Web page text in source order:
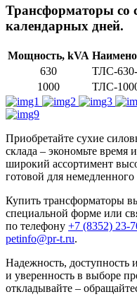
Трансформаторы со
календарных дней.
Мощность, kVA
630
ТЛС-
1000
ТЛС-
Приобретайте сухие
склада – экономьте время
широкий ассортимент
готовой для немедленного
Купить трансформаторы
специальной форме или
по телефону +7 (8352) 23-
petinfo@pr-t.ru.
Надежность, доступность
и уверенность в выборе
откладывайте –